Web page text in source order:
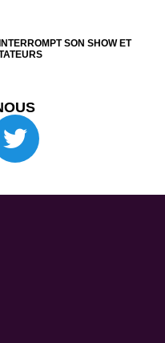
SON SHOW ET